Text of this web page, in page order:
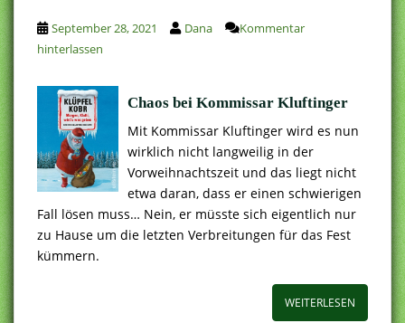
September 28, 2021 Dana
Kommentar
hinterlassen
Chaos bei Kommissar Kluftinger
Mit Kommissar Kluftinger wird es nun
wirklich nicht langweilig in der
Vorweihnachtszeit und das liegt nicht
etwa daran, dass er einen schwierigen
Fall lösen muss… Nein, er müsste sich eigentlich nur
zu Hause um die letzten Verbreitungen für das Fest
kümmern.
WEITERLESEN